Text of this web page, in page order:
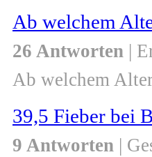
Ab welchem
26 Antworten |
Ab welchem
39,5 Fieber bei
9 Antworten |